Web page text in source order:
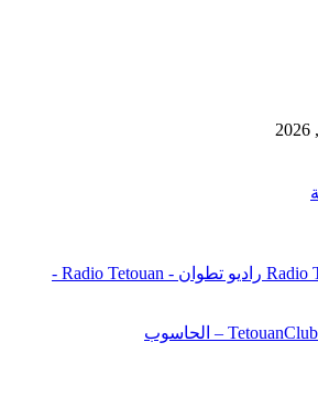
راديو تطوان - Radio Tetouan -